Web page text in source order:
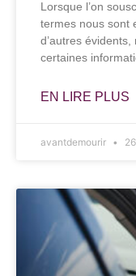
Lorsque l’on
termes nous sont
d’autres évidents,
certaines
EN LIRE PLUS
avantdemourir